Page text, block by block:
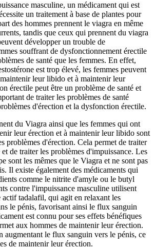
masculine, un médicament qui est
un traitement à base de plantes pour
des hommes prennent le viagra en même
tandis que ceux qui prennent du viagra
développer un trouble de
souffrant de dysfonctionnement érectile
de santé que les femmes. En effet,
est trop élevé, les femmes peuvent
leur libido et à maintenir leur
érectile peut être un problème de santé et
de traiter les problèmes de santé
d'érection et la dysfonction érectile.
du Viagra ainsi que les femmes qui ont
leur érection et à maintenir leur libido sont
problèmes d'érection. Cela permet de traiter
de traiter les problèmes d'impuissance. Les
sont les mêmes que le Viagra et ne sont pas
Il existe également des médicaments qui
comme le nitrite d'amyle ou le butyl
contre l'impuissance masculine utilisent
tadalafil, qui agit en relaxant les
le pénis, favorisant ainsi le flux sanguin
est connu pour ses effets bénéfiques
aux hommes de maintenir leur érection.
augmentant le flux sanguin vers le pénis, ce
de maintenir leur érection.